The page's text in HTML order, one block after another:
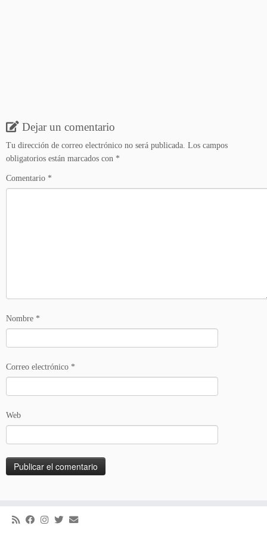
Dejar un comentario
Tu dirección de correo electrónico no será publicada. Los campos
obligatorios están marcados con *
Comentario *
Nombre *
Correo electrónico *
Web